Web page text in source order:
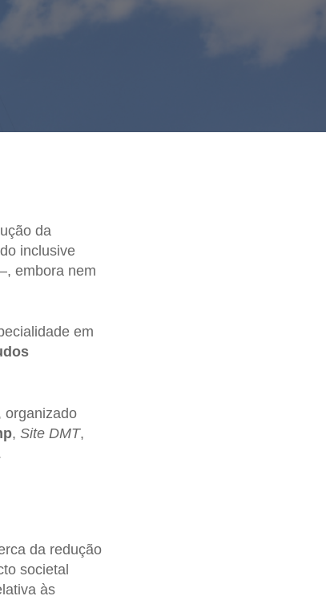
da
inclusive
embora nem
em
organizado
, Site DMT,
da redução
societal
às